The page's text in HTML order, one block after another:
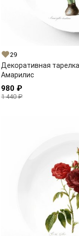
29
Декоративная
Амарилис
980 ₽
1 440 ₽